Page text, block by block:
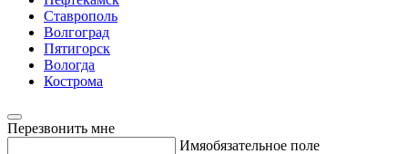
Ставрополь
Волгоград
Пятигорск
Вологда
Кострома
Перезвонить мне
Имяобязательное поле